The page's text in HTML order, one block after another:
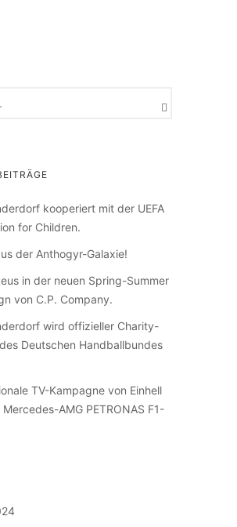
kooperiert mit der UEFA
for Children.
der Anthogyr-Galaxie!
in der neuen Spring-Summer
von C.P. Company.
wird offizieller Charity-
Deutschen Handballbundes
TV-Kampagne von Einhell
AMG PETRONAS F1-